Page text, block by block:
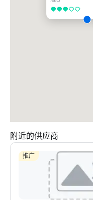
3/5
附近的供应商
推广